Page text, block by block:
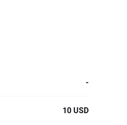
-
10 USD